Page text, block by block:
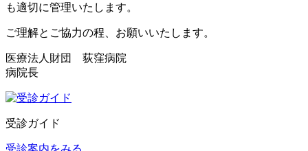
も適切に管理いたします。
ご理解とご協力の程、お願いいたします。
医療法人財団 荻窪病院
病院長
受診ガイド
受診案内をみる